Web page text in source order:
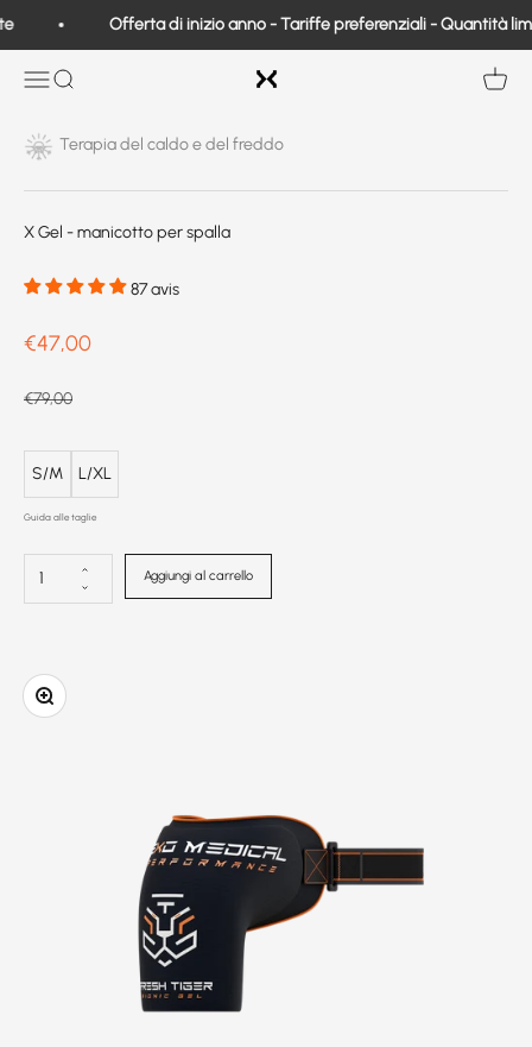
Offerta di inizio anno - Tariffe preferenziali - Quantità
Aprire la navigazione
Ricerca Exo Medical
Terapia del caldo e del freddo
X Gel - manicotto per spalla
87 avis
Prix de vente
€47,00
Prix normal
€79,00
S/M L/XL
Guida alle taglie
Aggiungi al carrello
Ingrandire l'immagine